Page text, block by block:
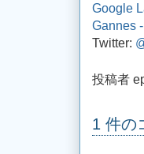
Google
Gannes
Twitter:
投稿者
1 件の